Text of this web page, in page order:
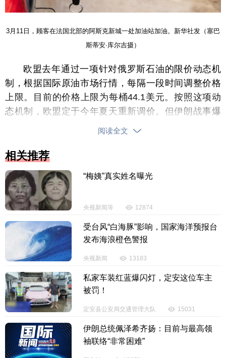
3月11日，顾客在法国北部的阿斯克新城一处加油站加油。新华社发（塞巴
斯蒂安·库尔吉摄）
欧盟去年通过一项针对俄罗斯石油的限价动态机
制，根据国际原油市场行情，每隔一段时间调整价格
上限。目前的价格上限为每桶44.1美元。按照这项动
态机制，欧盟定于今年夏天重新调价。但伊朗战事爆
发后，全球石油运输大动脉霍尔木兹海峡航运受阻，
上的高位。如果按照现在的市场行情调价，欧盟给俄
路透社和彭博新闻社报道，欧盟委员会在上周末
举行的一次会议中提出，暂时冻结限价动态机制，把
俄罗斯石油的价格上限固定在当下水平。其他考虑的
选项还包括：不管今后国际原油价格涨到多高，俄罗
斯石油的价格上限不得超过每桶60美元。
欧盟、七国集团和澳大利亚2022年开始实施针对
俄罗斯石油的限价制裁措施。如果俄罗斯向第三方国
家的售价高于上限水平，采取限价措施的国家将不再
提供贸易、保险、金融和运输等方面服务，而西方企
业恰恰控制全球大部分海上贸易保险等相关业务。大
约三成俄罗斯海运石油受到限价令影响。
阅读全文
相关推荐
“梅姨”真实姓名曝光
央视新闻等 12874
受台风“白海豚”影响，国家海洋预报台
发布海浪橙色警报
央视新闻 13183
私家车装红蓝爆闪灯，定安这位车主
被罚！
定安县公安局交通管理大队 15031
伊朗总统佩泽希齐扬：目前与最高领
袖联络“非常困难”